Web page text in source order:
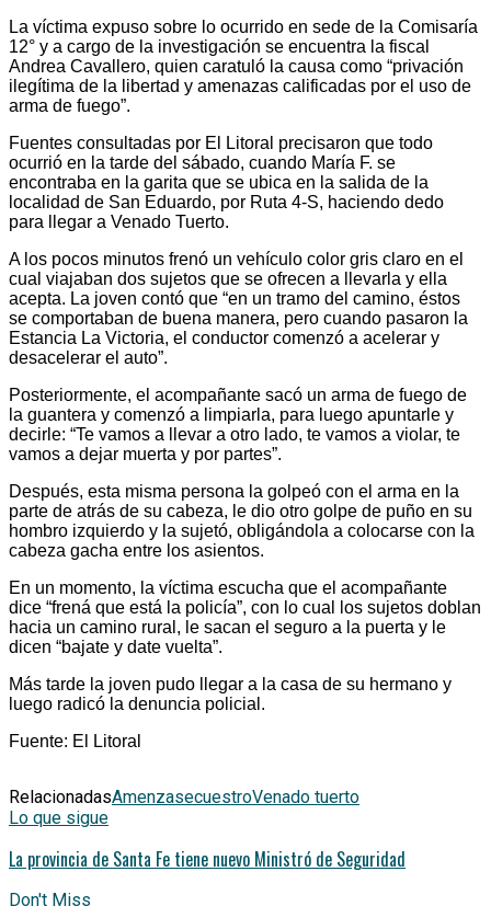
La víctima expuso sobre lo ocurrido en sede de la Comisaría
12° y a cargo de la investigación se encuentra la fiscal
Andrea Cavallero, quien caratuló la causa como “privación
ilegítima de la libertad y amenazas calificadas por el uso de
arma de fuego”.
Fuentes consultadas por El Litoral precisaron que todo
ocurrió en la tarde del sábado, cuando María F. se
encontraba en la garita que se ubica en la salida de la
localidad de San Eduardo, por Ruta 4-S, haciendo dedo
para llegar a Venado Tuerto.
A los pocos minutos frenó un vehículo color gris claro en el
cual viajaban dos sujetos que se ofrecen a llevarla y ella
acepta. La joven contó que “en un tramo del camino, éstos
se comportaban de buena manera, pero cuando pasaron la
Estancia La Victoria, el conductor comenzó a acelerar y
desacelerar el auto”.
Posteriormente, el acompañante sacó un arma de fuego de
la guantera y comenzó a limpiarla, para luego apuntarle y
decirle: “Te vamos a llevar a otro lado, te vamos a violar, te
vamos a dejar muerta y por partes”.
Después, esta misma persona la golpeó con el arma en la
parte de atrás de su cabeza, le dio otro golpe de puño en su
hombro izquierdo y la sujetó, obligándola a colocarse con la
cabeza gacha entre los asientos.
En un momento, la víctima escucha que el acompañante
dice “frená que está la policía”, con lo cual los sujetos doblan
hacia un camino rural, le sacan el seguro a la puerta y le
dicen “bajate y date vuelta”.
Más tarde la joven pudo llegar a la casa de su hermano y
luego radicó la denuncia policial.
Fuente: El Litoral
RelacionadasAmenzasecuestroVenado tuerto
Lo que sigue
La provincia de Santa Fe tiene nuevo Ministró de Seguridad
Don't Miss